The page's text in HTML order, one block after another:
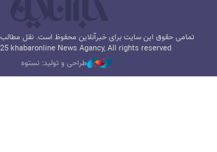
تمامی حقوق این سایت برای خبرآنلاین محفوظ است. نقل مطالب
khabaronline News Agancy, All rights reserved
طراحی و تولید: نستوه